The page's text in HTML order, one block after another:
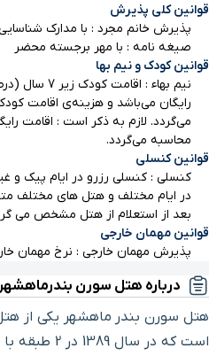
قوانین کلی پذیرش
پذیرش خانم مجرد : با مدارک
صیغه نامه : با مهر برجسته محضر
قوانین کودک و نیم بها
نیم بهاء :
می‌گردد. لازم به ذکر است : اقامت
محاسبه می‌گردد.
قوانین کنسلی
کنسلی : کنسلی رزرو در ایام پیک و
در ایام مختلف و هتل های مختلف
بعد از استعلام از هتل مشخص می
قوانین مهمان خارجی
پذیرش مهمان خارجی : نرخ مهمان
درباره هتل سورن بندرماهشهر
هتل سورن بندر ماهشهر یکی از